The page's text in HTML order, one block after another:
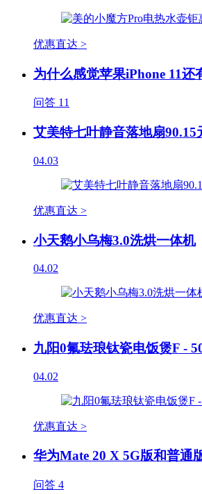
优惠直达 >
为什么感觉苹果iPhone 11还
问答 11
艾美特七叶静音落地扇90.15
04.03
优惠直达 >
小天鹅小乌梅3.0洗烘一体机
04.02
优惠直达 >
九阳0氟珐琅钛瓷电饭煲F -
04.02
优惠直达 >
华为Mate 20 X 5G版和普通
问答 4